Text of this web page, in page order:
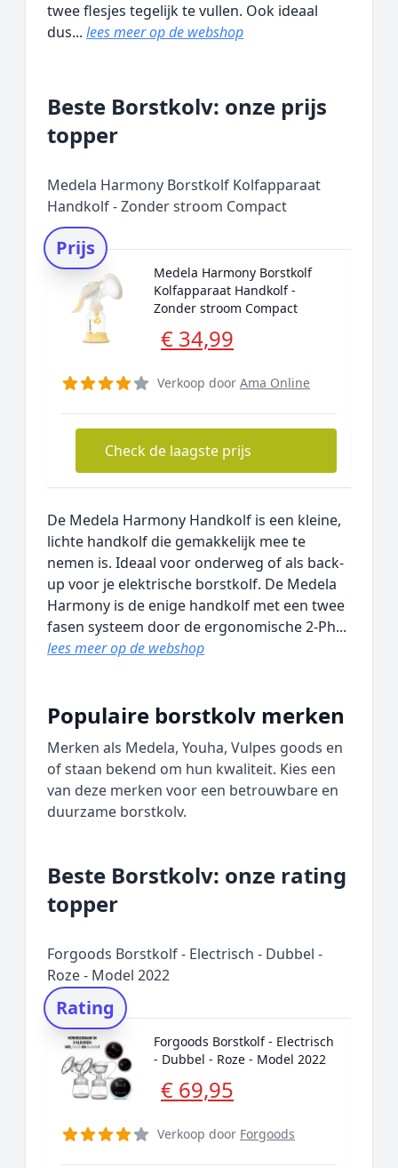
twee flesjes tegelijk te vullen. Ook ideaal
dus... lees meer op de webshop
Beste Borstkolv: onze prijs
topper
Medela Harmony Borstkolf Kolfapparaat
Handkolf - Zonder stroom Compact
Prijs
Medela Harmony Borstkolf
Kolfapparaat Handkolf -
Zonder stroom Compact
€ 34,99
Verkoop door Ama Online
Check de laagste prijs
De Medela Harmony Handkolf is een kleine,
lichte handkolf die gemakkelijk mee te
nemen is. Ideaal voor onderweg of als back-
up voor je elektrische borstkolf. De Medela
Harmony is de enige handkolf met een twee
fasen systeem door de ergonomische 2-Ph...
lees meer op de webshop
Populaire borstkolv merken
Merken als Medela, Youha, Vulpes goods en
of staan bekend om hun kwaliteit. Kies een
van deze merken voor een betrouwbare en
duurzame borstkolv.
Beste Borstkolv: onze rating
topper
Forgoods Borstkolf - Electrisch - Dubbel -
Roze - Model 2022
Rating
Forgoods Borstkolf - Electrisch
- Dubbel - Roze - Model 2022
€ 69,95
Verkoop door Forgoods